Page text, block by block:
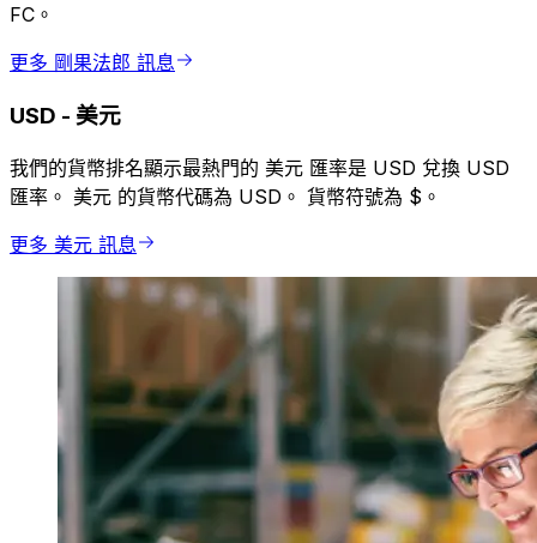
FC。
更多 剛果法郎 訊息
USD - 美元
我們的貨幣排名顯示最熱門的 美元 匯率是 USD 兌換 USD
匯率。 美元 的貨幣代碼為 USD。 貨幣符號為 $。
更多 美元 訊息